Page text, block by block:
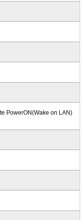
PowerON(Wake on LAN)